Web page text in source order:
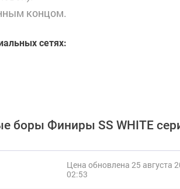
концом.
сетях:
боры Финиры SS WHITE
Цена обновлена 25 августа
02:53